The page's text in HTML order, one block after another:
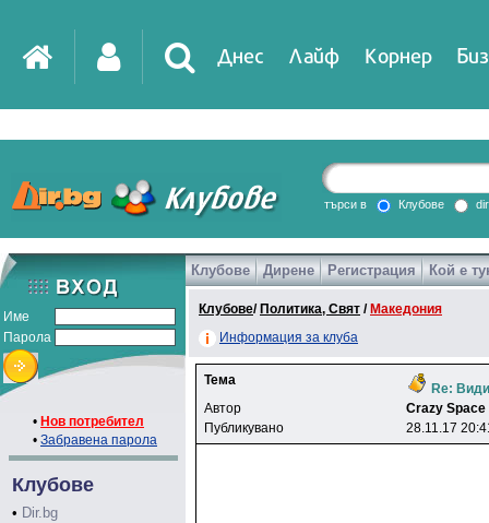
Днес Лайф Корнер
DirTV Impressio
Games
търси в Клубове
Име
Парола
• Нов потребител
• Забравена парола
Клубове
• Dir.bg
Клубове Дирене Регистрация Кой е
Клубове/ Политика, Свят / Македония
Информация за клуба
Тема
Re:
Автор
Crazy Space
Публикувано
28.11.17